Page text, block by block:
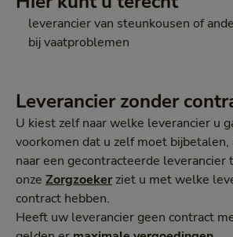
leverancier van steunkousen of
bij vaatproblemen
Leverancier zonder
U kiest zelf naar welke leverancier u
voorkomen dat u zelf moet bijbetalen,
naar een gecontracteerde leverancier
onze Zorgzoeker ziet u met welke
contract hebben.
Heeft uw leverancier geen contract